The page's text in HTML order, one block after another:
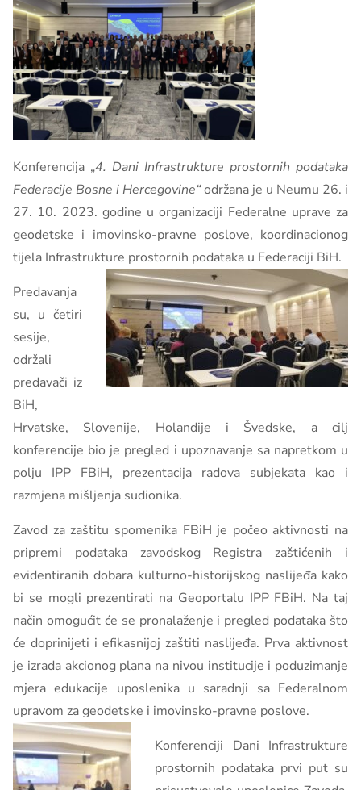
Konferencija „4. Dani Infrastrukture prostornih podataka
Federacije Bosne i Hercegovine“održana je u Neumu 26. i
27. 10. 2023. godine u organizaciji Federalne uprave za
geodetske i imovinsko-pravne poslove, koordinacionog
tijela Infrastrukture prostornih podataka u Federaciji BiH.
Predavanja
su, u četiri
sesije,
održali
predavači iz
BiH,
Hrvatske, Slovenije, Holandije i Švedske, a cilj
konferencije bio je pregled i upoznavanje sa napretkom u
polju IPP FBiH, prezentacija radova subjekata kao i
razmjena mišljenja sudionika.
Zavod za zaštitu spomenika FBiH je počeo aktivnosti na
pripremi podataka zavodskog Registra zaštićenih i
evidentiranih dobara kulturno-historijskog naslijeđa kako
bi se mogli prezentirati na Geoportalu IPP FBiH. Na taj
način omogućit će se pronalaženje i pregled podataka što
će doprinijeti i efikasnijoj zaštiti naslijeđa. Prva aktivnost
je izrada akcionog plana na nivou institucije i poduzimanje
mjera edukacije uposlenika u saradnji sa Federalnom
upravom za geodetske i imovinsko-pravne poslove.
Konferenciji Dani Infrastrukture
prostornih podataka prvi put su